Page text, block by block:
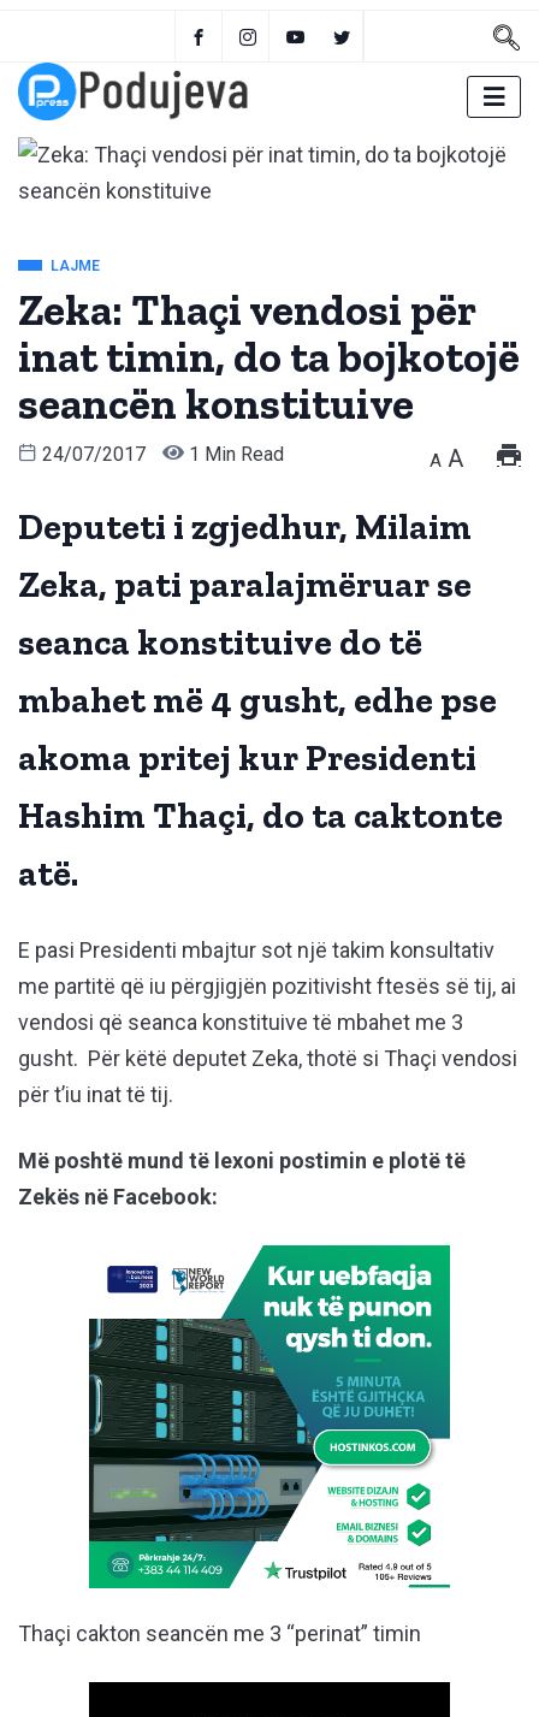
LAJME
Zeka: Thaçi vendosi për
inat timin, do ta bojkotojë
seancën konstituive
24/07/2017 1 Min Read A A
Deputeti i zgjedhur, Milaim
Zeka, pati paralajmëruar se
seanca konstituive do të
mbahet më 4 gusht, edhe pse
akoma pritej kur Presidenti
Hashim Thaçi, do ta caktonte
atë.
E pasi Presidenti mbajtur sot një takim konsultativ
me partitë që iu përgjigjën pozitivisht ftesës së tij, ai
vendosi që seanca konstituive të mbahet me 3
gusht. Për këtë deputet Zeka, thotë si Thaçi vendosi
për t’iu inat të tij.
Më poshtë mund të lexoni postimin e plotë të
Zekës në Facebook:
Thaçi cakton seancën me 3 “perinat” timin